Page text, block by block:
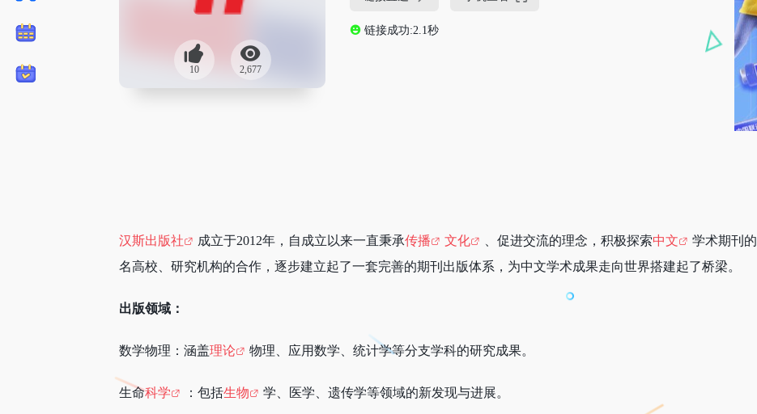
10 2,677
链接成功:2.1秒
汉斯出版社 成立于2012年，自成立以来一直秉承传播 文化 、促进交流的理念，积极探索中文 学术期刊的
名高校、研究机构的合作，逐步建立起了一套完善的期刊出版体系，为中文学术成果走向世界搭建起了桥梁。
出版领域：
数学物理：涵盖理论 物理、应用数学、统计学等分支学科的研究成果。
生命科学 ：包括生物 学、医学、遗传学等领域的新发现与进展。